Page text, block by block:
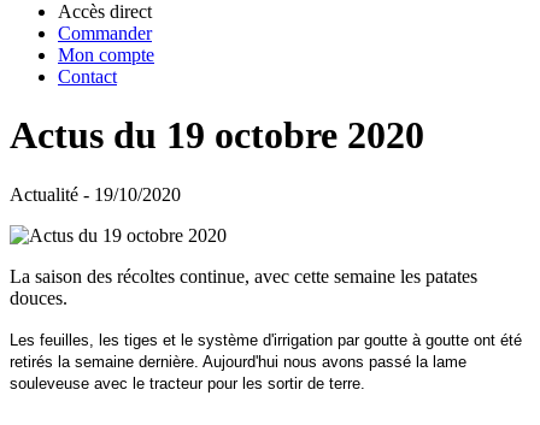
Accès direct
Commander
Mon compte
Contact
Actus du 19 octobre 2020
Actualité - 19/10/2020
La saison des récoltes continue, avec cette semaine les patates
douces.
Les feuilles, les tiges et le système d'irrigation par goutte à goutte ont été
retirés la semaine dernière. Aujourd'hui nous avons passé la lame
souleveuse avec le tracteur pour les sortir de terre.